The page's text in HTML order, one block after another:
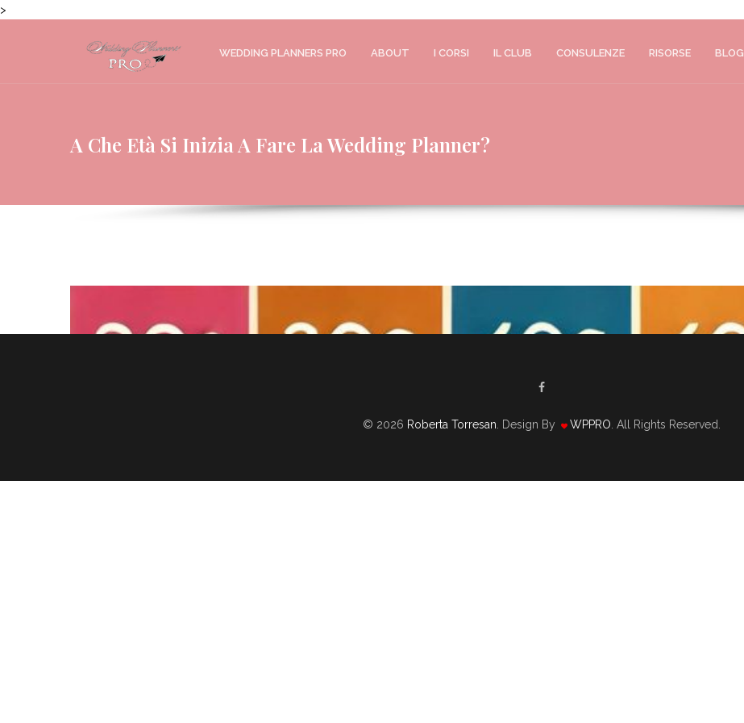
>
WEDDING PLANNERS PRO ABOUT I CORSI IL CLUB CONSULENZE RISORSE BLOG
A Che Età Si Inizia A Fare La Wedding Planner?
© 2026 Roberta Torresan . Design By WPPRO . All Rights Reserved.